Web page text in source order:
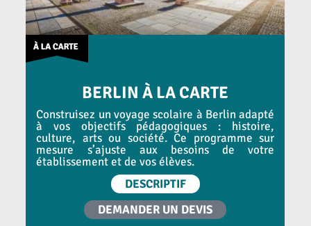
BERLIN À LA CARTE
Construisez un voyage scolaire à Berlin adapté
à vos objectifs pédagogiques : histoire,
culture, arts ou société. Ce programme sur
mesure s’ajuste aux besoins de votre
établissement et de vos élèves.
DESCRIPTIF
DEMANDER UN DEVIS